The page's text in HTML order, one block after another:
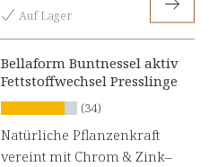
Auf Lager
Bellaform Buntnessel aktiv
Fettstoffwechsel Presslinge
(34)
Natürliche Pflanzenkraft
vereint mit Chrom & Zink–